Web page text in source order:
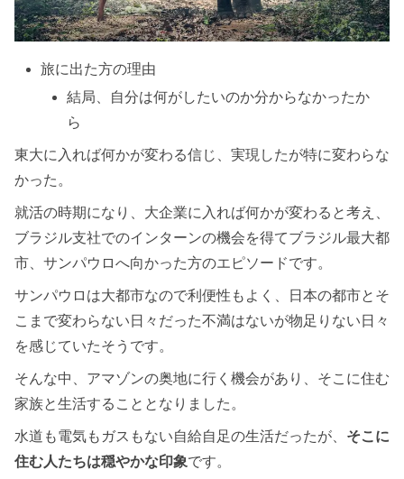
旅に出た方の理由
結局、自分は何がしたいのか分からなかったか
ら
東大に入れば何かが変わる信じ、実現したが特に変わらな
かった。
就活の時期になり、大企業に入れば何かが変わると考え、
ブラジル支社でのインターンの機会を得てブラジル最大都
市、サンパウロへ向かった方のエピソードです。
サンパウロは大都市なので利便性もよく、日本の都市とそ
こまで変わらない日々だった不満はないが物足りない日々
を感じていたそうです。
そんな中、アマゾンの奥地に行く機会があり、そこに住む
家族と生活することとなりました。
水道も電気もガスもない自給自足の生活だったが、 そこに
住む人たちは穏やかな印象です。